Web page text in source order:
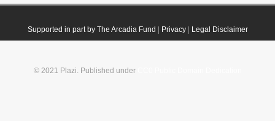
Supported in part by The Arcadia Fund Privacy| Legal Disclaimer
© 2021 Plazi. Published under